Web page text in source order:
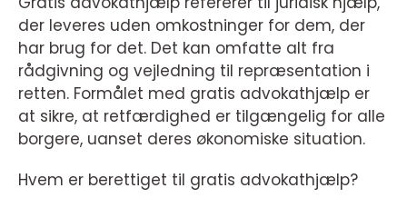
der leveres uden omkostninger for dem, der
har brug for det. Det kan omfatte alt fra
rådgivning og vejledning til repræsentation i
retten. Formålet med gratis advokathjælp er
at sikre, at retfærdighed er tilgængelig for alle
borgere, uanset deres økonomiske situation.
Hvem er berettiget til gratis advokathjælp?